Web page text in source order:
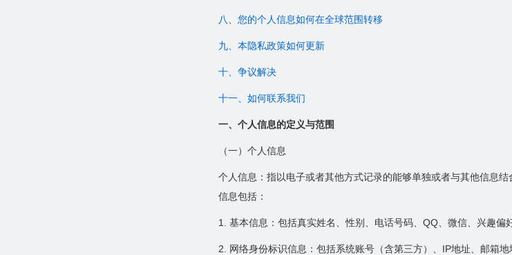
八、您的个人信息如何在全球范围转移
九、本隐私政策如何更新
十、争议解决
十一、如何联系我们
一、个人信息的定义与范围
（一）个人信息
个人信息：指以电子或者其他方式记录的能够单独或者与其他信息
信息包括：
1. 基本信息：包括真实姓名、性别、电话号码、QQ、微信、兴趣偏
2. 网络身份标识信息：包括系统账号（含第三方）、IP地址、邮箱